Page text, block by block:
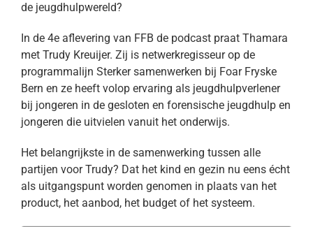
de jeugdhulpwereld?
In de 4e aflevering van FFB de podcast praat Thamara
met Trudy Kreuijer. Zij is netwerkregisseur op de
programmalijn Sterker samenwerken bij Foar Fryske
Bern en ze heeft volop ervaring als jeugdhulpverlener
bij jongeren in de gesloten en forensische jeugdhulp en
jongeren die uitvielen vanuit het onderwijs.
Het belangrijkste in de samenwerking tussen alle
partijen voor Trudy? Dat het kind en gezin nu eens écht
als uitgangspunt worden genomen in plaats van het
product, het aanbod, het budget of het systeem.